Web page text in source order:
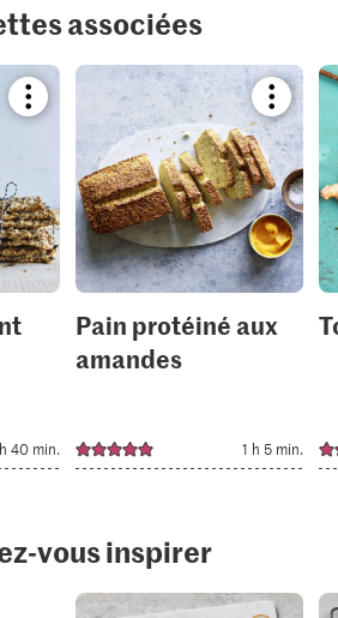
associées
Bookmark
recipe
to
your
collections.
40 min.
recipe
or
add
it
to
your
Pain protéiné aux
amandes
1 h 5 min.
vous inspirer